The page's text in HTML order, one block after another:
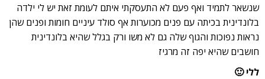
שנשאר לתמיד ואף פעם לא התעסקתי איתם לעומת זאת יש לי ילדה
בלונדינית בכיתה עם פנים מכוערות אף סולד עיניים חומות ופנים שהן
נראות נפוכות והגוף שלה גם לא משו ורק בגלל שהיא בלונדינית
חושבים שהיא יפה זה מרגיז
ללי 🙂